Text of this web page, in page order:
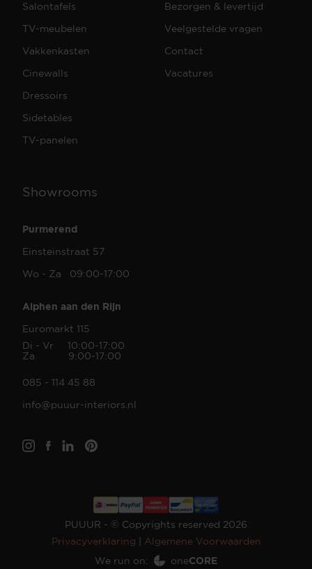
Salontafels
TV-meubelen
Vakkenkasten
Cinewalls
Dressoirs
Sidetables
TV-panelen
Bezorgen & levertijd
Veelgestelde vragen
Contact
Vacatures
Showrooms
Purmerend
Einsteinstraat 57
Wo - Za 09:00-17:00
Alphen aan den Rijn
Euromarkt 115
Di - Vr 10:00-17:00
Za 9:00-17:00
085 - 114 45 88
info@puuur-interiors.nl
PUUUR - © Copyrights reserved 2026
Privacyverklaring | Algemene Voorwaarden
We run on:
oneCORE